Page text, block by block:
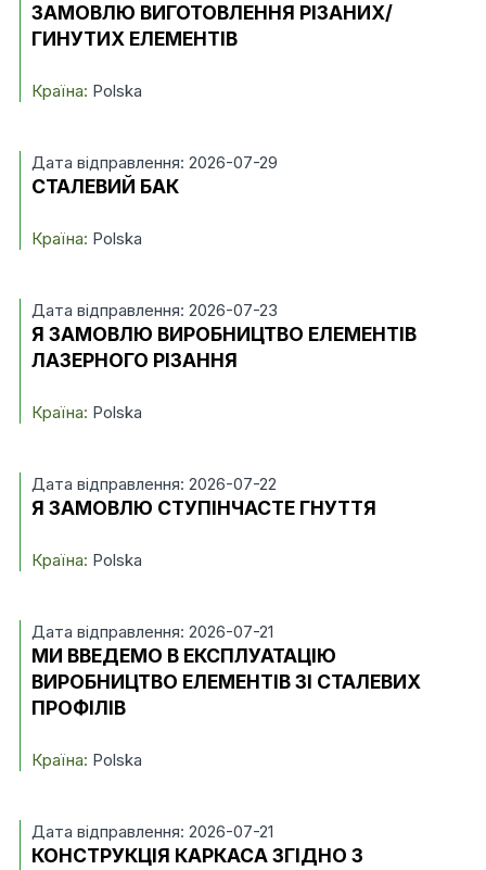
ЗАМОВЛЮ ВИГОТОВЛЕННЯ РІЗАНИХ/
ГИНУТИХ ЕЛЕМЕНТІВ
Країна: Polska
Дата відправлення: 2026-07-29
СТАЛЕВИЙ БАК
Країна: Polska
Дата відправлення: 2026-07-23
Я ЗАМОВЛЮ ВИРОБНИЦТВО ЕЛЕМЕНТІВ
ЛАЗЕРНОГО РІЗАННЯ
Країна: Polska
Дата відправлення: 2026-07-22
Я ЗАМОВЛЮ СТУПІНЧАСТЕ ГНУТТЯ
Країна: Polska
Дата відправлення: 2026-07-21
МИ ВВЕДЕМО В ЕКСПЛУАТАЦІЮ
ВИРОБНИЦТВО ЕЛЕМЕНТІВ ЗІ СТАЛЕВИХ
ПРОФІЛІВ
Країна: Polska
Дата відправлення: 2026-07-21
КОНСТРУКЦІЯ КАРКАСА ЗГІДНО З